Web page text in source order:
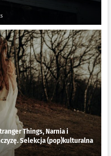
Things, Narnia i
Selekcja (pop)kulturalna